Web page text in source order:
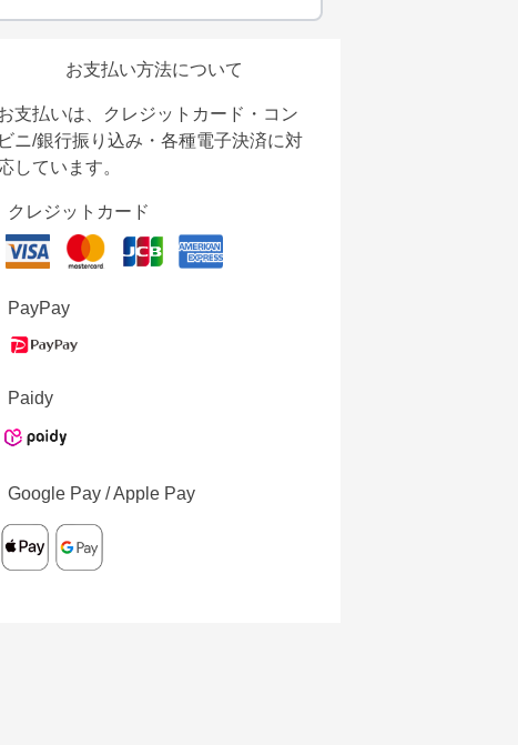
お支払い方法について
支払いは、クレジットカード・コン
ビニ/銀行振り込み・各種電子決済に対
しています。
クレジットカード
PayPay
Paidy
Google Pay / Apple Pay